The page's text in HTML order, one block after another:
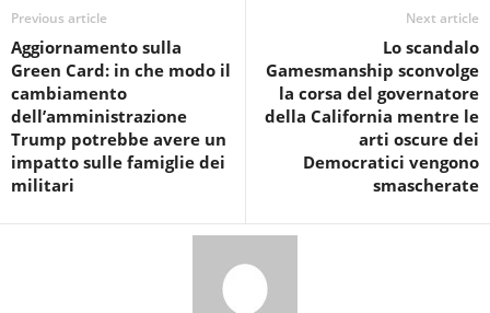
Previous article
Aggiornamento sulla
Green Card: in che modo il
cambiamento
dell’amministrazione
Trump potrebbe avere un
impatto sulle famiglie dei
militari
Next article
Lo scandalo
Gamesmanship sconvolge
la corsa del governatore
della California mentre le
arti oscure dei
Democratici vengono
smascherate